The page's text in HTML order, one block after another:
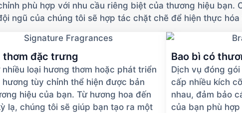
phù hợp với nhu cầu riêng biệt của thương hiệu bạn.
ngũ của chúng tôi sẽ hợp tác chặt chẽ để hiện thực hóa
thơm đặc trưng
nhiều loại hương thơm hoặc phát triển
hương tùy chỉnh thể hiện được bản
hiệu của bạn. Từ hương hoa đến
lạ, chúng tôi sẽ giúp bạn tạo ra một
Bao bì có
Dịch vụ đóng
cấp nhiều kích
nhau, đảm bảo
của bạn phù